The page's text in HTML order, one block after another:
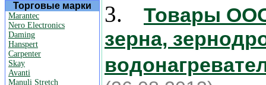
Торговые марки
Marantec
Nero Electronics
Daming
Hanspert
Carpenter
Skay
Avanti
Manuli Stretch
3.
Товары
зерна,